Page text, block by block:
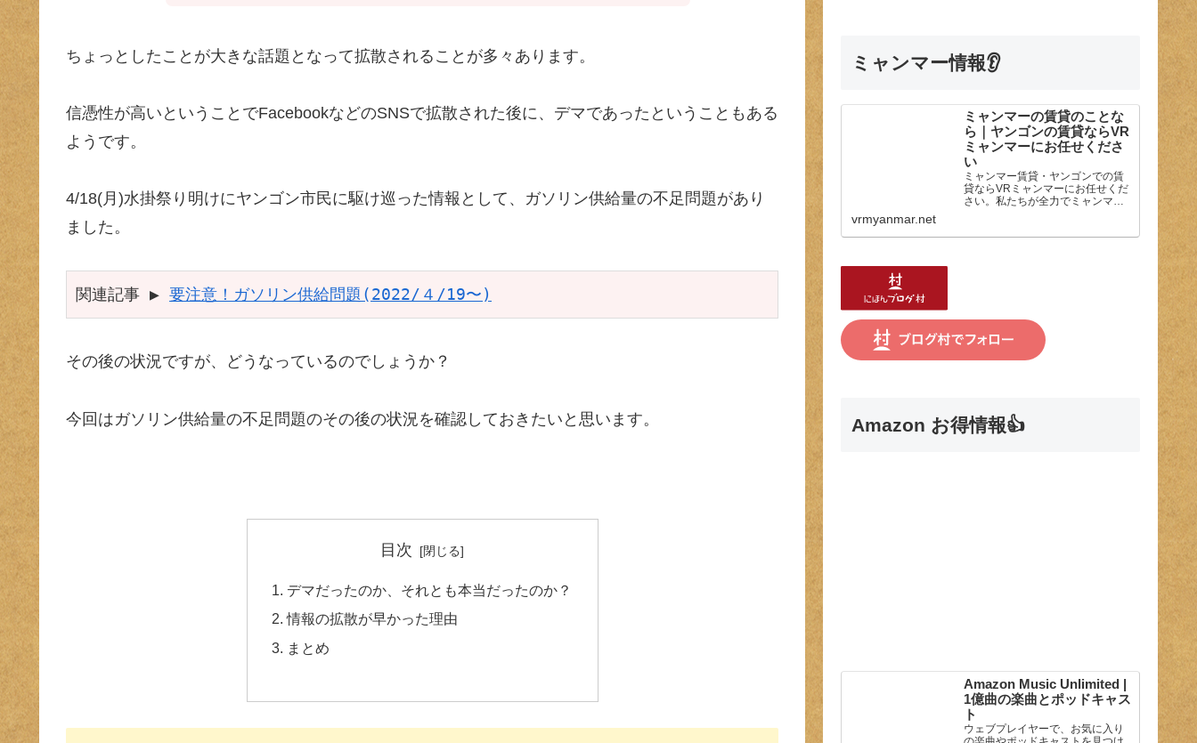
ちょっとしたことが大きな話題となって拡散されることが多々あります。
信憑性が高いということでFacebookなどのSNSで拡散された後に、デマであったということもある
ようです。
4/18(月)水掛祭り明けにヤンゴン市民に駆け巡った情報として、ガソリン供給量の不足問題があり
ました。
関連記事 ▶︎ 要注意！ガソリン供給問題(2022/４/19〜)
その後の状況ですが、どうなっているのでしょうか？
今回はガソリン供給量の不足問題のその後の状況を確認しておきたいと思います。
目次
デマだったのか、それとも本当だったのか？
情報の拡散が早かった理由
まとめ
ミャンマー情報👂
ミャンマーの賃貸のことな
ら｜ヤンゴンの賃貸ならVR
ミャンマーにお任せくださ
い
ミャンマー賃貸・ヤンゴンでの賃
貸ならVRミャンマーにお任せくだ
さい。私たちが全力でミャンマー
活情報などもご相談ください。
vrmyanmar.net
Amazon お得情報👍
Amazon Music Unlimited |
1億曲の楽曲とポッドキャス
ト
ウェブプレイヤーで、お気に入り